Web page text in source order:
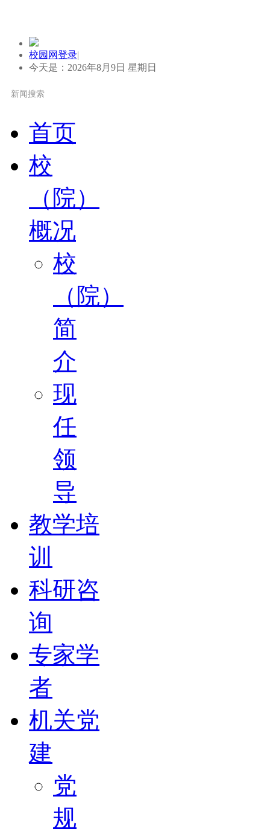
校园网登录|
今天是：2026年8月9日 星期日
首页
校
（院）
概况
校
（院）
简
介
现
任
领
导
教学培
训
科研咨
询
专家学
者
机关党
建
党
规